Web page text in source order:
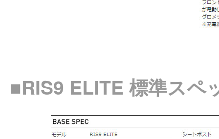
■RIS9 ELITE 標準スペ